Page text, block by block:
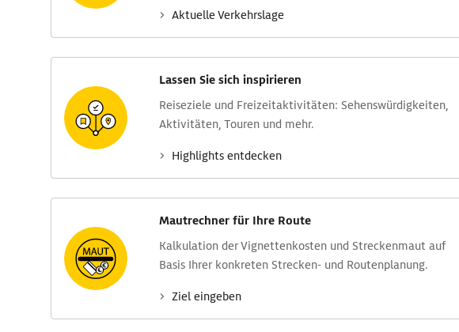
Aktuelle Verkehrs­lage
Lassen Sie sich inspirieren
Reise­ziele und Freizeit­aktivitäten: Sehens­würdig­keiten,
Aktivitäten, Touren und mehr.
Highlights entdecken
Mautrechner für Ihre Route
Kalkulation der Vignettenkosten und Streckenmaut auf
Basis Ihrer konkreten Strecken- und Routenplanung.
Ziel eingeben